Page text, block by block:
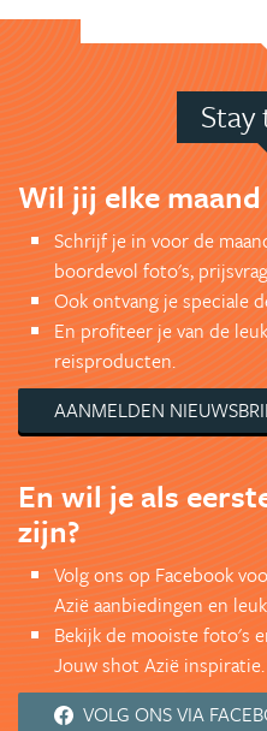
Wil jij elke maand
Schrijf je in voor de
boordevol foto's,
Ook ontvang je speciale
En profiteer je van de
reisproducten.
AANMELDEN
En wil je als
zijn?
Volg ons op Facebook
Azië aanbiedingen en
Bekijk de mooiste foto's
Jouw shot Azië inspiratie.
VOLG ONS VIA